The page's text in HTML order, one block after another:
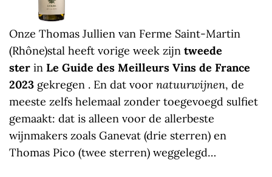
Onze Thomas Jullien van Ferme Saint-Martin
(Rhône)stal heeft vorige week zijn tweede
ster in Le Guide des Meilleurs Vins de France
2023 gekregen . En dat voor natuurwijnen, de
meeste zelfs helemaal zonder toegevoegd sulfiet
gemaakt: dat is alleen voor de allerbeste
wijnmakers zoals Ganevat (drie sterren) en
Thomas Pico (twee sterren) weggelegd…